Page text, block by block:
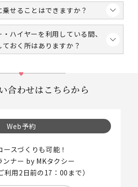
せることはできますか？
ハイヤーを利用している間、
おく所はありますか？
合わせはこちらから
Web予約
ースづくりも可能！
ンナー by MKタクシー
利用2日前の17：00まで）